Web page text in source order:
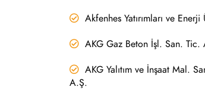
Akfenhes Yatırımları ve
AKG Gaz Beton İşl. San. Tic.
AKG Yalıtım ve İnşaat Mal.
A.Ş.